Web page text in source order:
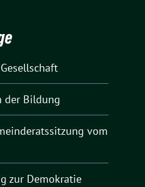
der Bildung
vom
zur Demokratie